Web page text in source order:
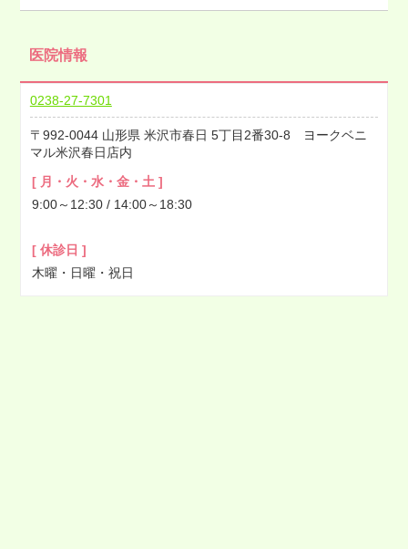
2022年07月
2022年06月
2022年05月
2022年04月
2022年03月
2022年02月
2021年12月
2021年11月
2021年10月
医院情報
0238-27-7301
992-0044 山形県 米沢市春日 5丁目2番30-8 ヨークベニ
マル米沢春日店内
[ 月・火・水・金・土 ]
9:00～12:30 / 14:00～18:30
[ 休診日 ]
木曜・日曜・祝日